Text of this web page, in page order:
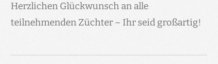
Herzlichen Glückwunsch an alle
teilnehmenden Züchter – Ihr seid großartig!